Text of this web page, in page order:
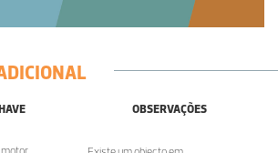
OBSERVAÇÕES